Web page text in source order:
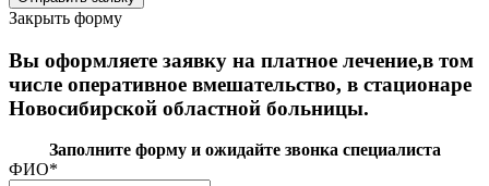
Закрыть форму
Вы оформляете заявку на платное лечение,в том
числе оперативное вмешательство, в стационаре
Новосибирской областной больницы.
Заполните форму и ожидайте звонка специалиста
ФИО*